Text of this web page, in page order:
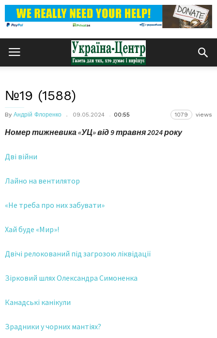
№19 (1588)
By Андрій Флоренко 09.05.2024 00:55 1079 views
Номер тижневика «УЦ» від 9 травня 2024 року
Дві війни
Лайно на вентилятор
«Не треба про них забувати»
Хай буде «Мир»!
Двічі релокований під загрозою ліквідації
Зірковий шлях Олександра Симоненка
Канадські канікули
Зрадники у чорних мантіях?